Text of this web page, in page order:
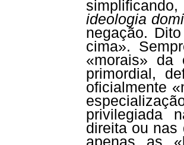
ideologia
negação.
cima».
«morais»
primordial,
oficialmente
privilegiada
direita ou